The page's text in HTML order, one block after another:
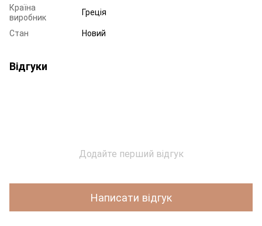
Країна
виробник
Греція
Стан
Новий
Відгуки
Додайте перший відгук
Написати відгук